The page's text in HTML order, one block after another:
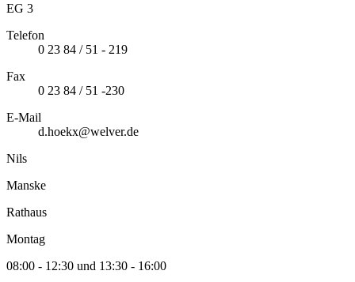
EG 3
Telefon
0 23 84 / 51 - 219
Fax
0 23 84 / 51 -230
E-Mail
d.hoekx@welver.de
Nils
Manske
Rathaus
Montag
08:00 - 12:30 und 13:30 - 16:00